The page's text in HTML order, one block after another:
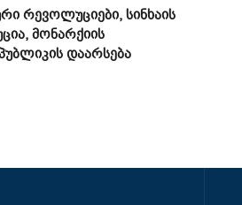
რევოლუციები, სინხაის
მონარქიის
დაარსება